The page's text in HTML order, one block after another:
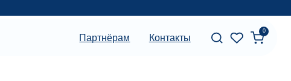
Контакты